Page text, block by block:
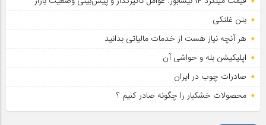
بتن غلتکی
هر آنچه نیاز هست از خدمات مالیاتی بدانید
اپلیکیشن بله و حواشی آن
صادرات چوب در ایران
محصولات خشکبار را چگونه صادر کنیم ؟